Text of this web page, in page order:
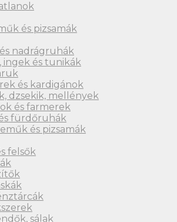
és pizsamák
nadrágruhák
ingek és tunikák
és kardigánok
dzsekik, mellények
és farmerek
fürdőruhák
és pizsamák
felsők
sálak